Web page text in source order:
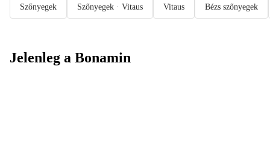
Szőnyegek Szőnyegek · Vitaus Vitaus Bézs szőnyegek
Jelenleg a Bonamin